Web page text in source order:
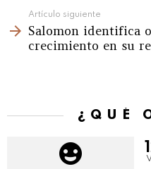
Artículo siguiente
Salomon identifica
crecimiento en su
¿QUÉ